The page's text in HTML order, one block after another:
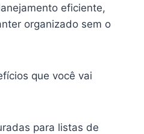
eficiente,
organizado sem o
que você vai
para listas de